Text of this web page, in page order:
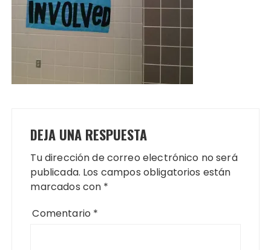
DEJA UNA RESPUESTA
Tu dirección de correo electrónico no será
publicada. Los campos obligatorios están
marcados con *
Comentario *